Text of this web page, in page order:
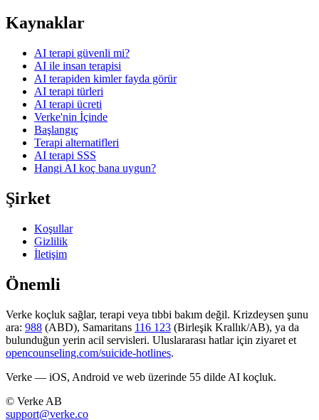
Kaynaklar
AI terapi güvenli mi?
AI ile insan terapisi
AI terapiden kimler fayda görür
AI terapi türleri
AI terapi ücreti
Verke'nin İçinde
Başlangıç
Terapi alternatifleri
AI terapi SSS
Hangi AI koç bana uygun?
Şirket
Koşullar
Gizlilik
İletişim
Önemli
Verke koçluk sağlar, terapi veya tıbbi bakım değil. Krizdeysen şunu
ara: 988 (ABD), Samaritans 116 123 (Birleşik Krallık/AB), ya da
bulunduğun yerin acil servisleri. Uluslararası hatlar için ziyaret et
opencounseling.com/suicide-hotlines.
Verke — iOS, Android ve web üzerinde 55 dilde AI koçluk.
© Verke AB
support@verke.co